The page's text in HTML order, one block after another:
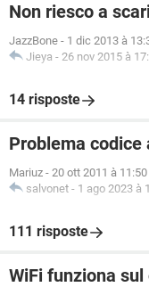
Non riesco a
JazzBone - 1 dic 2013 à
Jieya - 26 nov 2015 à
14 risposte
Problema codice
Mariuz - 20 ott 2011 à 11:50
salvonet - 1 ago 2023 à
111 risposte
WiFi funziona